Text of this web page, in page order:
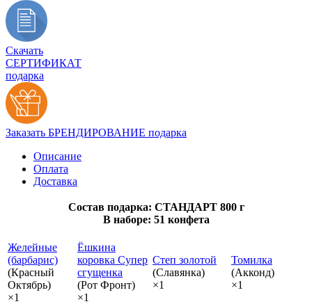
Скачать
СЕРТИФИКАТ
подарка
Заказать БРЕНДИРОВАНИЕ подарка
Описание
Оплата
Доставка
Состав подарка: СТАНДАРТ 800 г
В наборе: 51 конфета
Желейные
(барбарис)
(Красный
Октябрь)
×1
Ёшкина
коровка Супер
сгущенка
(Рот Фронт)
×1
Степ золотой
(Славянка)
×1
Томилка
(Акконд)
×1